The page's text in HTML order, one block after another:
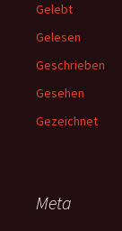
Gelebt
Gelesen
Geschrieben
Gesehen
Gezeichnet
Meta